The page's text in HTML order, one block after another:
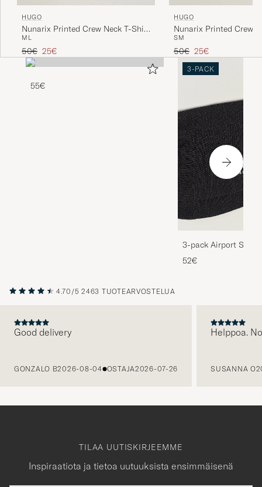
HUGO
Nunarix Printed Crew Neck T-Shirt
Open Blue
M L
Tavallinen hinta
50€ Alennettu hinta
25€
HUGO
Nunarix Printed Crew
White
SM
Tavallinen hinta
50€ Alennettu hinta
25€
55€
3-PACK
3-pack Airport
Melange
52€
4.70/5 2463 TUOTEARVOSTELUA
Good delivery
GONZALO B2026-08-04 OSTAJA2026-07-26
Helppoa.
SUSANNA O
TILAA UUTISKIRJEEMME
Inspiraatiota ja tietoa uutuuksista ensimmäisenä